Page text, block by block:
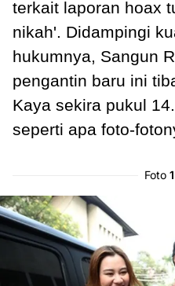
terkait laporan hoax
nikah'. Didampingi
hukumnya, Sangun
pengantin baru ini
Kaya sekira pukul
seperti apa foto-
Foto 1